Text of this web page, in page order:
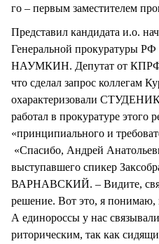
го – первым заместителем
Представил кандидата и.о.
Генеральной прокуратуры
НАУМКИН. Депутат от
что сделал запрос коллегам
охарактеризовали
работал в прокуратуре этого
«принципиального и
«Спасибо, Андрей
выступавшего спикер
ВАРНАВСКИЙ. – Видите,
решение. Вот это, я
А единороссы у нас
риторическим, так как